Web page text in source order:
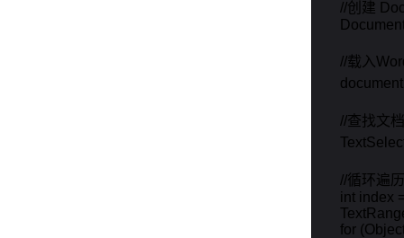
//创建
//载入
//查找
//循
int index
for